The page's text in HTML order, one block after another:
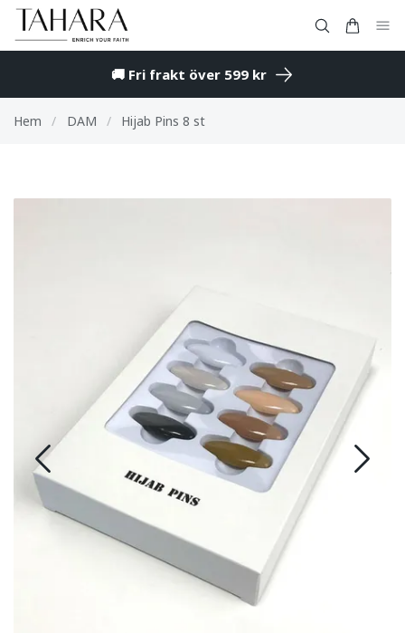
🚚 Fri frakt över 599 kr
Hem / DAM / Hijab Pins 8 st